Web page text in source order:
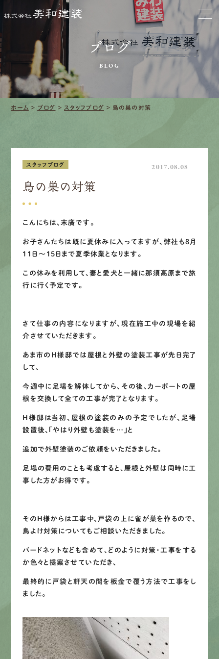
会社をきれいに
クリーニング
施工事例
口コミ・レビュー紹介
採用情報
先輩インタビュー
エントリー
0120-44-2605
営業時間 8:00−18:00 ｜
Webお問い合わせ
ブログ
BLOG
ホーム > ブログ > スタッフブログ > 鳥の巣の対策
スタッフブログ 2017.08.08
鳥の巣の対策
こんにちは、末廣です。
お子さんたちは既に夏休みに入ってますが、弊社も8月
11日～15日まで夏季休業となります。
この休みを利用して、妻と愛犬と一緒に那須高原まで旅
行に行く予定です。
さて仕事の内容になりますが、現在施工中の現場を紹
介させていただきます。
あま市のH様邸では屋根と外壁の塗装工事が先日完了
して、
今週中に足場を解体してから、その後、カーポートの屋
根を交換して全ての工事が完了となります。
H様邸は当初、屋根の塗装のみの予定でしたが、足場
設置後、「やはり外壁も塗装を…」と
追加で外壁塗装のご依頼をいただきました。
足場の費用のことも考慮すると、屋根と外壁は同時に工
事した方がお得です。
そのH様からは工事中、戸袋の上に雀が巣を作るので、
鳥よけ対策についてもご相談いただきました。
バードネットなども含めて、どのように対策・工事をする
か色々と提案させていただき、
最終的に戸袋と軒天の間を板金で覆う方法で工事をし
ました。